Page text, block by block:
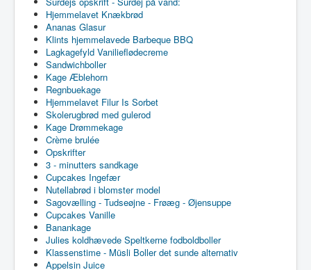
Hjemmelavet Knækbrød
Ananas Glasur
Klints hjemmelavede Barbeque BBQ
Lagkagefyld Vanilieflødecreme
Sandwichboller
Kage Æblehorn
Regnbuekage
Hjemmelavet Filur Is Sorbet
Skolerugbrød med gulerod
Kage Drømmekage
Crème brulée
Opskrifter
3 - minutters sandkage
Cupcakes Ingefær
Nutellabrød i blomster model
Sagovælling - Tudseøjne - Frøæg - Øjensuppe
Cupcakes Vanille
Banankage
Julies koldhævede Speltkerne fodboldboller
Klassenstime - Müsli Boller det sunde alternativ
Appelsin Juice